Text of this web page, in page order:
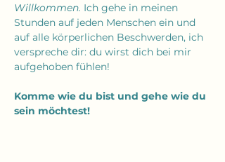
Willkommen. Ich gehe in meinen
Stunden auf jeden Menschen ein und
auf alle körperlichen Beschwerden, ich
verspreche dir: du wirst dich bei mir
aufgehoben fühlen!
Komme wie du bist und gehe wie du
sein möchtest!